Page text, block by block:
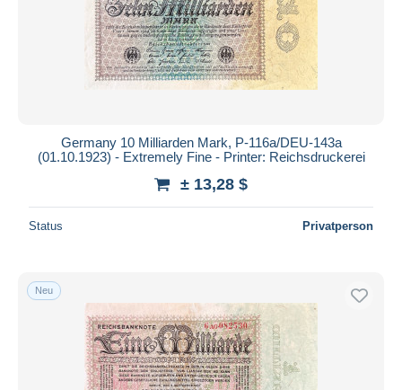
Germany 10 Milliarden Mark, P-116a/DEU-143a
(01.10.1923) - Extremely Fine - Printer: Reichsdruckerei
± 13,28 $
Status Privatperson
Neu